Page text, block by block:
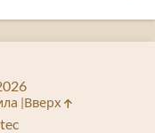
Вверх